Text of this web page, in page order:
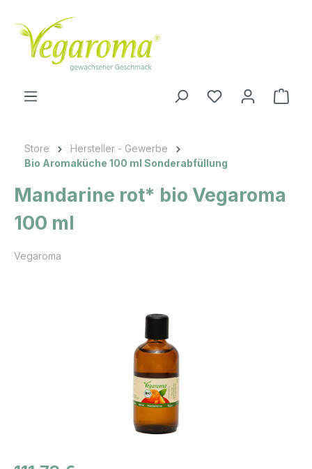
Zum Hauptinhalt springen
Store
Hersteller - Gewerbe
Bio Aromaküche 100 ml Sonderabfüllung
Mandarine rot* bio Vegaroma
100 ml
Vegaroma
Regulärer Preis: